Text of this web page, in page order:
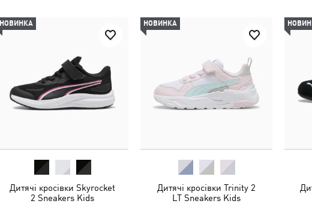
НОВИНКА
Дитячі кросівки Skyrocket
2 Sneakers Kids
НОВИНКА
Дитячі кросівки Trinity 2
LT Sneakers Kids